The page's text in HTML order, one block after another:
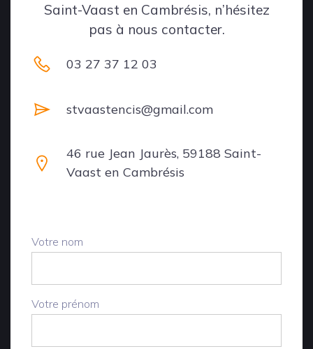
Saint-Vaast en Cambrésis, n’hésitez
pas à nous contacter.
03 27 37 12 03
stvaastencis@gmail.com
46 rue Jean Jaurès, 59188 Saint-
Vaast en Cambrésis
Votre nom
Votre prénom